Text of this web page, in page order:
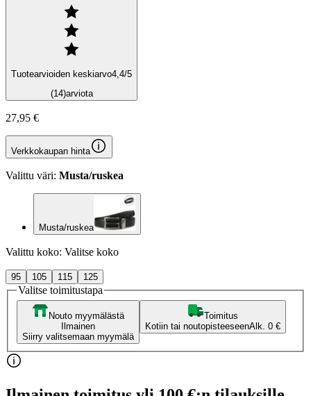
Tuotearvioiden keskiarvo4,4/5
(14)arviota
27,95 €
Verkkokaupan hinta
Valittu väri: Musta/ruskea
Musta/ruskea
Valittu koko: Valitse koko
95 105 115 125
Valitse toimitustapa
Nouto myymälästä
Ilmainen
Siirry valitsemaan myymälä
Toimitus
Kotiin tai noutopisteeseenAlk. 0 €